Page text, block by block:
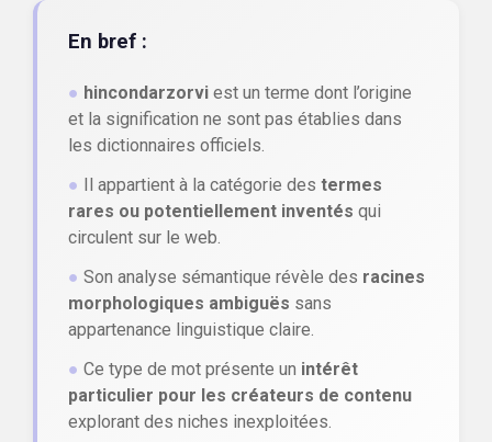
En bref :
● hincondarzorvi est un terme dont l’origine
et la signification ne sont pas établies dans
les dictionnaires officiels.
●
Il appartient à la catégorie des termes
rares ou potentiellement inventés qui
circulent sur le web.
● Son analyse sémantique révèle des racines
morphologiques ambiguës sans
appartenance linguistique claire.
● Ce type de mot présente un intérêt
particulier pour les créateurs de contenu
explorant des niches inexploitées.